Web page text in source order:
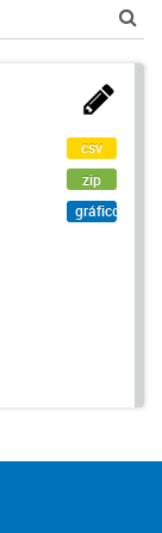
csv
zip
gráfico